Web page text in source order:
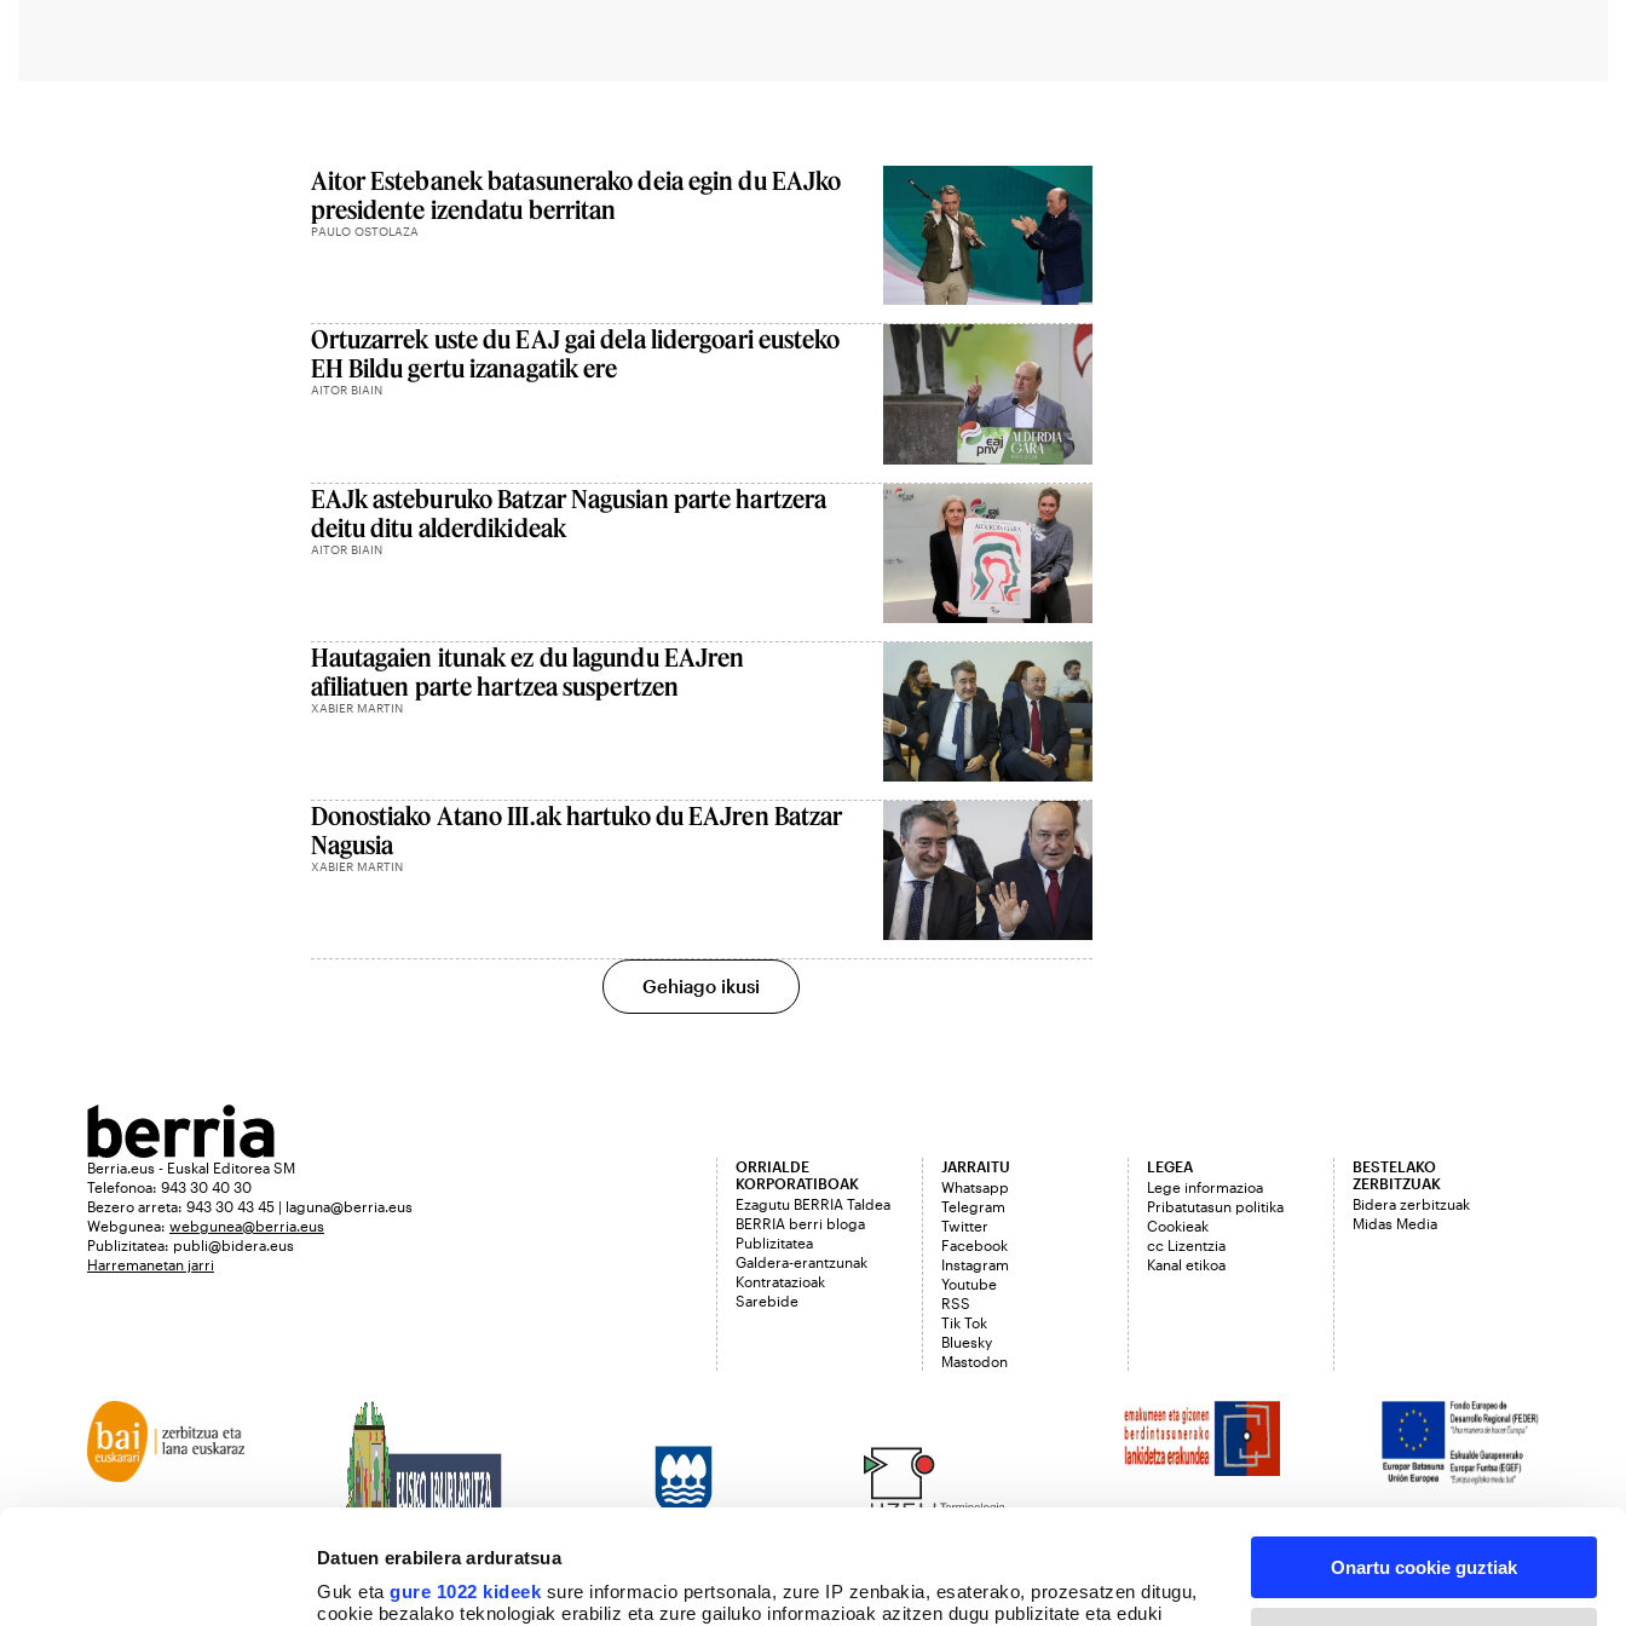
Datuen erabilera arduratsua
Guk etagure 1022 kideek sure informacio pertsonala, zure IP zenbakia, esaterako, prozesatzen ditugu,
cookie bezalako teknologiak erabiliz eta zure gailuko informazioak azitzen dugu publizitate eta eduki
Onartu cookie guztiak
Aitor Estebanek batasunerako deia egin du EAJko
presidente izendatu berritan
PAULO OSTOLAZA
Ortuzarrek uste du EAJ gai dela lidergoari eusteko
EH Bildu gertu izanagatik ere
AITOR BIAIN
EAJk asteburuko Batzar Nagusian parte hartzera
deitu ditu alderdikideak
AITOR BIAIN
Hautagaien itunak ez du lagundu EAJren
afiliatuen parte hartzea suspertzen
XABIER MARTIN
Donostiako Atano III.ak hartuko du EAJren Batzar
Nagusia
XABIER MARTIN
Gehiago ikusi
Berria.eus - Euskal Editorea SM
Telefonoa: 943 30 40 30
Bezero arreta: 943 30 43 45 | laguna@berria.eus
Webgunea: webgunea@berria.eus
Publizitatea: publi@bidera.eus
Harremanetan jarri
ORRIALDE
KORPORATIBOAK
Ezagutu BERRIA Taldea
BERRIA berri bloga
Publizitatea
Galdera-erantzunak
Kontratazioak
Sarebide
JARRAITU
Whatsapp
Telegram
Twitter
Facebook
Instagram
Youtube
RSS
Tik Tok
Bluesky
Mastodon
LEGEA
Lege informazioa
Pribatutasun politika
Cookieak
cc Lizentzia
Kanal etikoa
BESTELAKO
ZERBITZUAK
Bidera zerbitzuak
Midas Media